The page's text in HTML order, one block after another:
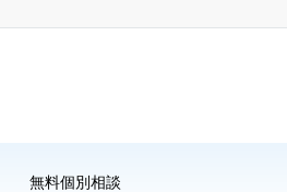
無料個別相談